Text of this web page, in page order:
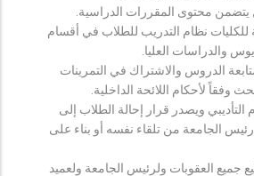
يتضمن محتوى المقررات الدراسية.
للكليات نظام التدريب للطلاب في أقسام
والدراسات العليا.
الدروس والاشتراك في التمرينات
وفقاً لأحكام اللائحة الداخلية.
ويصدر قرار إحالة الطلاب إلى
الجامعة من تلقاء نفسه أو بناء على
جميع العقوبات ولرئيس الجامعة ولعميد